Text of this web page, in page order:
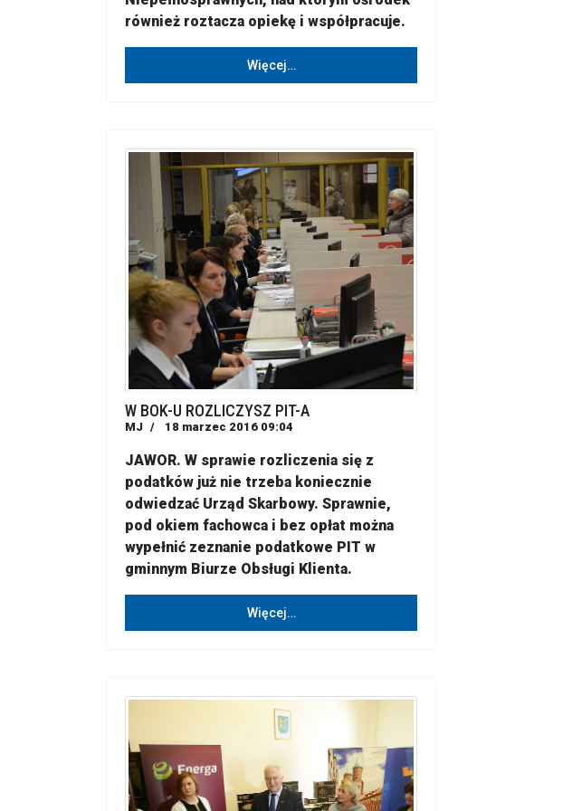
również roztacza opiekę i współpracuje.
Więcej…
W BOK-U ROZLICZYSZ PIT-A
MJ 18 marzec 2016 09:04
JAWOR. W sprawie rozliczenia się z
podatków już nie trzeba koniecznie
odwiedzać Urząd Skarbowy. Sprawnie,
pod okiem fachowca i bez opłat można
wypełnić zeznanie podatkowe PIT w
gminnym Biurze Obsługi Klienta.
Więcej…